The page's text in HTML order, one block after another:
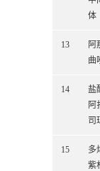
体
13
阿
曲
14
盐
阿
司
15
多
紫